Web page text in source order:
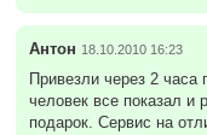
Антон 18.10.2010 16:23
Привезли через 2
человек все показал и
подарок. Сервис на